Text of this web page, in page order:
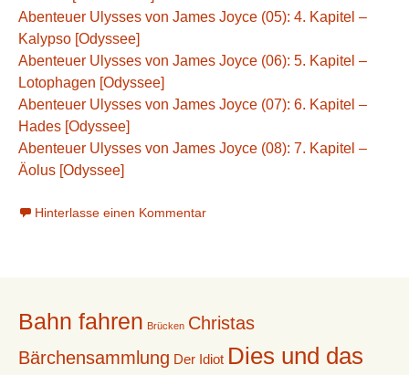
Abenteuer Ulysses von James Joyce (05): 4. Kapitel –
Kalypso [Odyssee]
Abenteuer Ulysses von James Joyce (06): 5. Kapitel –
Lotophagen [Odyssee]
Abenteuer Ulysses von James Joyce (07): 6. Kapitel –
Hades [Odyssee]
Abenteuer Ulysses von James Joyce (08): 7. Kapitel –
Äolus [Odyssee]
Hinterlasse einen Kommentar
Bahn fahren Brücken Christas
Bärchensammlung Der Idiot Dies und das